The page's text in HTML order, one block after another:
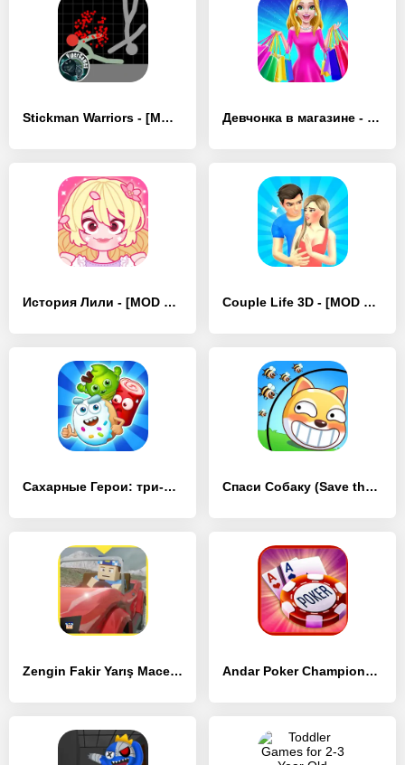
Stickman Warriors - [MOD Бесконечные монеты] Девчонка в магазине - [MOD Бесконечные монеты]
История Лили - [MOD Бесконечные монеты] Couple Life 3D - [MOD Бесконечные монеты]
Сахарные Герои: три-в-ряд! - [MOD Много денег] Спаси Собаку (Save the Dog) - [MOD Бесконечные монеты]
Zengin Fakir Yarış Macerası - [MOD Бесконечные монеты] Andar Poker Championship - [MOD Бесконечные монеты]